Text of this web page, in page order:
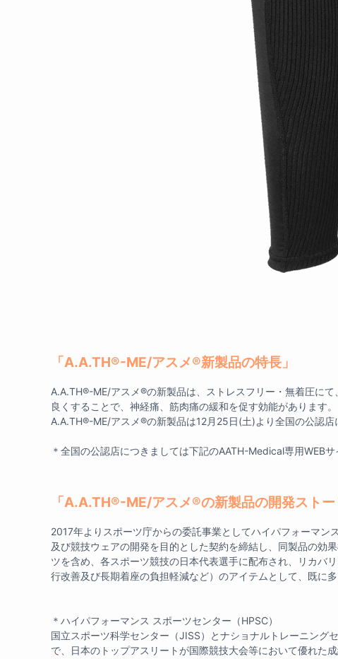
「A.A.TH®-ME/アスメ®新製品の特長」
A.A.TH®-ME/アスメ®の新製品は、ストレスフリー・無着圧に
良くすることで、神経痛、筋肉痛の緩和を促す効能があります
A.A.TH®-ME/アスメ®の新製品は12月25日(土)より全国の公認店
＊ 全国の公認店につきましては下記のAATH-Medical専用WEBサ
「A.A.TH®-ME/アスメ®の新製品の開発ストー
2017年よりスポーツ庁からの委託事業としてハイパフォーマ
及び競技ウェアの開発を目的とした契約を締結し、同製品の効
ツを含め、各スポーツ競技の日本代表選手に配布され、リカバ
行改善及び長期着座の負担軽減など）のアイテムとして、既に
＊ハイパフォーマンス スポーツセンター（HPSC）
国立スポーツ科学センター（JISS）とナショナルトレーニング
で、日本のトップアスリートが国際競技大会等において優れた